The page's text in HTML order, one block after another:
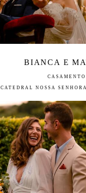
BIANCA E
CASAMENTO
CATEDRAL NOSSA